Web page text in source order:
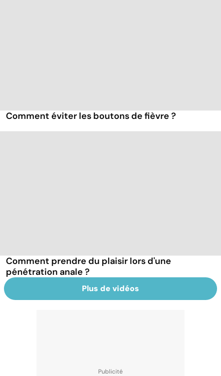
Comment éviter les boutons de fièvre ?
Comment prendre du plaisir lors d'une
pénétration anale ?
Plus de vidéos